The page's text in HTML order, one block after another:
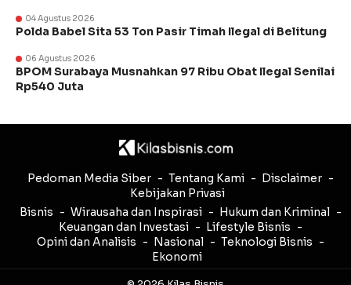
04 Agustus 2026
Polda Babel Sita 53 Ton Pasir Timah Ilegal di Belitung
06 Agustus 2026
BPOM Surabaya Musnahkan 97 Ribu Obat Ilegal Senilai
Rp540 Juta
Pedoman Media Siber Tentang Kami
Disclaimer
Kebijakan Privasi
Bisnis
Wirausaha dan Inspirasi
Hukum dan Kriminal
Keuangan dan Investasi
Lifestyle Bisnis
Opini dan Analisis
Nasional
Teknologi Bisnis
Ekonomi